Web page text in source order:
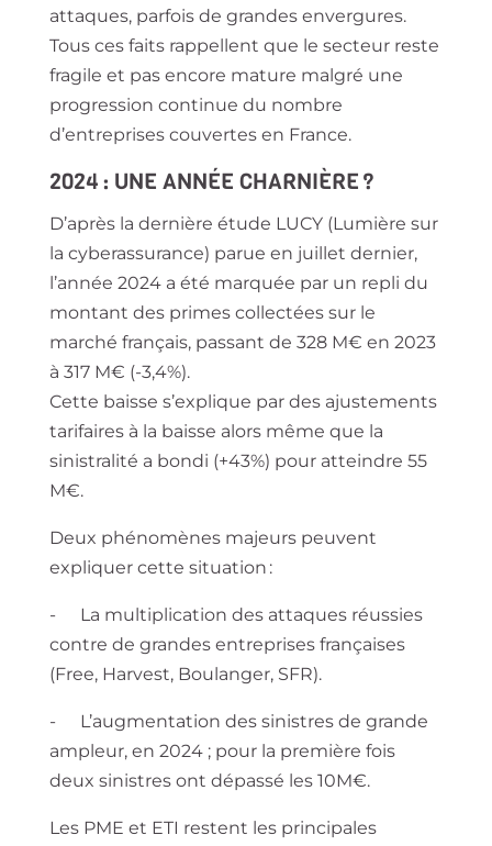
attaques, parfois de grandes envergures.
Tous ces faits rappellent que le secteur reste
fragile et pas encore mature malgré une
progression continue du nombre
d’entreprises couvertes en France.
2024 : UNE ANNÉE CHARNIÈRE ?
D’après la dernière étude LUCY (Lumière sur
la cyberassurance) parue en juillet dernier,
l’année 2024 a été marquée par un repli du
montant des primes collectées sur le
marché français, passant de 328 M€ en 2023
à 317 M€ (-3,4%).
Cette baisse s’explique par des ajustements
tarifaires à la baisse alors même que la
sinistralité a bondi (+43%) pour atteindre 55
M€.
Deux phénomènes majeurs peuvent
expliquer cette situation :
- La multiplication des attaques réussies
contre de grandes entreprises françaises
(Free, Harvest, Boulanger, SFR).
- L’augmentation des sinistres de grande
ampleur, en 2024 ; pour la première fois
deux sinistres ont dépassé les 10M€.
Les PME et ETI restent les principales